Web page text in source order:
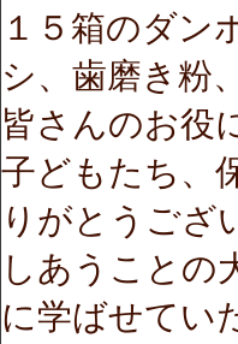
１５箱のダン
シ、歯磨き粉
皆さんのお役
子どもたち、
りがとうござ
しあうことの
に学ばせてい